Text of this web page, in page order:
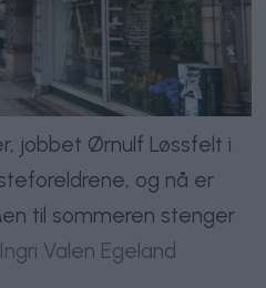
jobbet Ørnulf Løssfelt i
og nå er
til sommeren stenger
Valen Egeland